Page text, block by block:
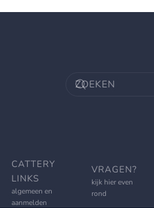
CATTERY
LINKS
algemeen en
aanmelden
VRAGEN?
kijk hier even
rond